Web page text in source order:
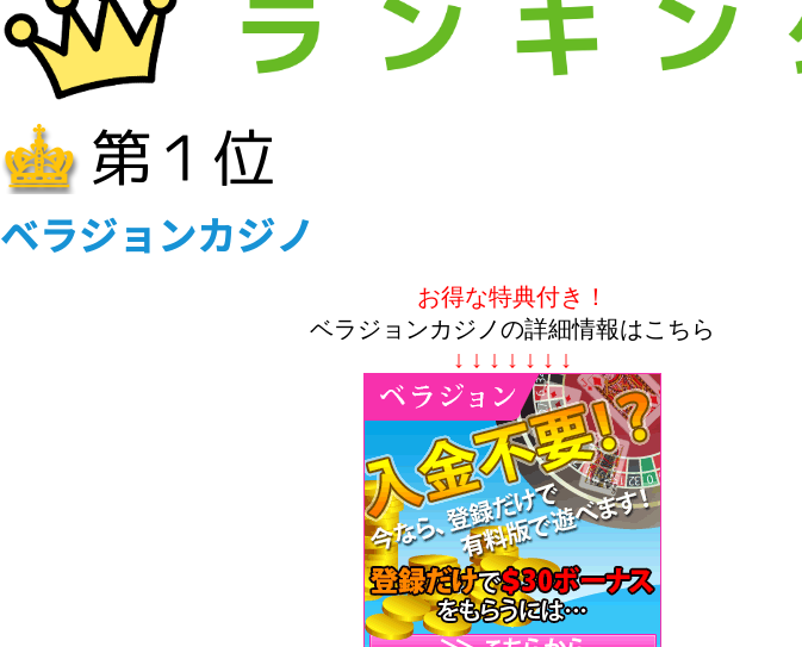
お得な特典付き！
ベラジョンカジノの詳細情報はこちら
↓ ↓ ↓ ↓ ↓ ↓ ↓